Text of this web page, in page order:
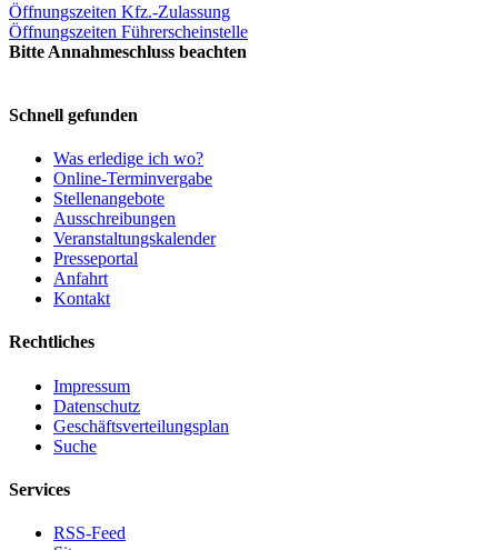
Öffnungszeiten Kfz.-Zulassung
Öffnungszeiten Führerscheinstelle
Bitte Annahmeschluss beachten
Schnell gefunden
Was erledige ich wo?
Online-Terminvergabe
Stellenangebote
Ausschreibungen
Veranstaltungskalender
Presseportal
Anfahrt
Kontakt
Rechtliches
Impressum
Datenschutz
Geschäftsverteilungsplan
Suche
Services
RSS-Feed